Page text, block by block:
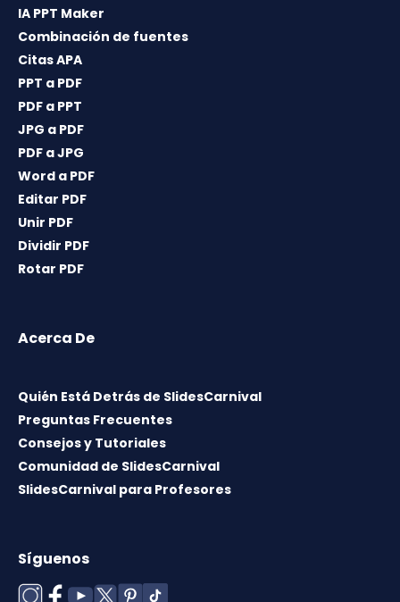
IA PPT Maker
Combinación de fuentes
Citas APA
PPT a PDF
PDF a PPT
JPG a PDF
PDF a JPG
Word a PDF
Editar PDF
Unir PDF
Dividir PDF
Rotar PDF
Acerca De
Quién Está Detrás de SlidesCarnival
Preguntas Frecuentes
Consejos y Tutoriales
Comunidad de SlidesCarnival
SlidesCarnival para Profesores
Síguenos